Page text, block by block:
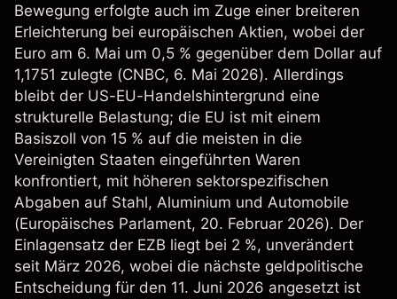
Bewegung erfolgte auch im Zuge einer breiteren
Erleichterung bei europäischen Aktien, wobei der
Euro am 6. Mai um 0,5 % gegenüber dem Dollar auf
1,1751 zulegte (CNBC, 6. Mai 2026). Allerdings
bleibt der US-EU-Handelshintergrund eine
strukturelle Belastung; die EU ist mit einem
Basiszoll von 15 % auf die meisten in die
Vereinigten Staaten eingeführten Waren
konfrontiert, mit höheren sektorspezifischen
Abgaben auf Stahl, Aluminium und Automobile
(Europäisches Parlament, 20. Februar 2026). Der
Einlagensatz der EZB liegt bei 2 %, unverändert
seit März 2026, wobei die nächste geldpolitische
Entscheidung für den 11. Juni 2026 angesetzt ist